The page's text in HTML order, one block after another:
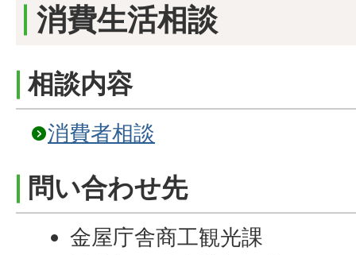
消費生活相談
相談内容
消費者相談
問い合わせ先
金屋庁舎商工観光課